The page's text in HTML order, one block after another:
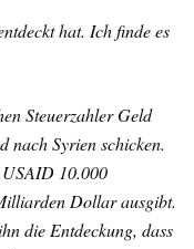
hat. Ich finde es
Steuerzahler Geld
nach Syrien schicken.
10.000
Dollar ausgibt.
die Entdeckung, dass